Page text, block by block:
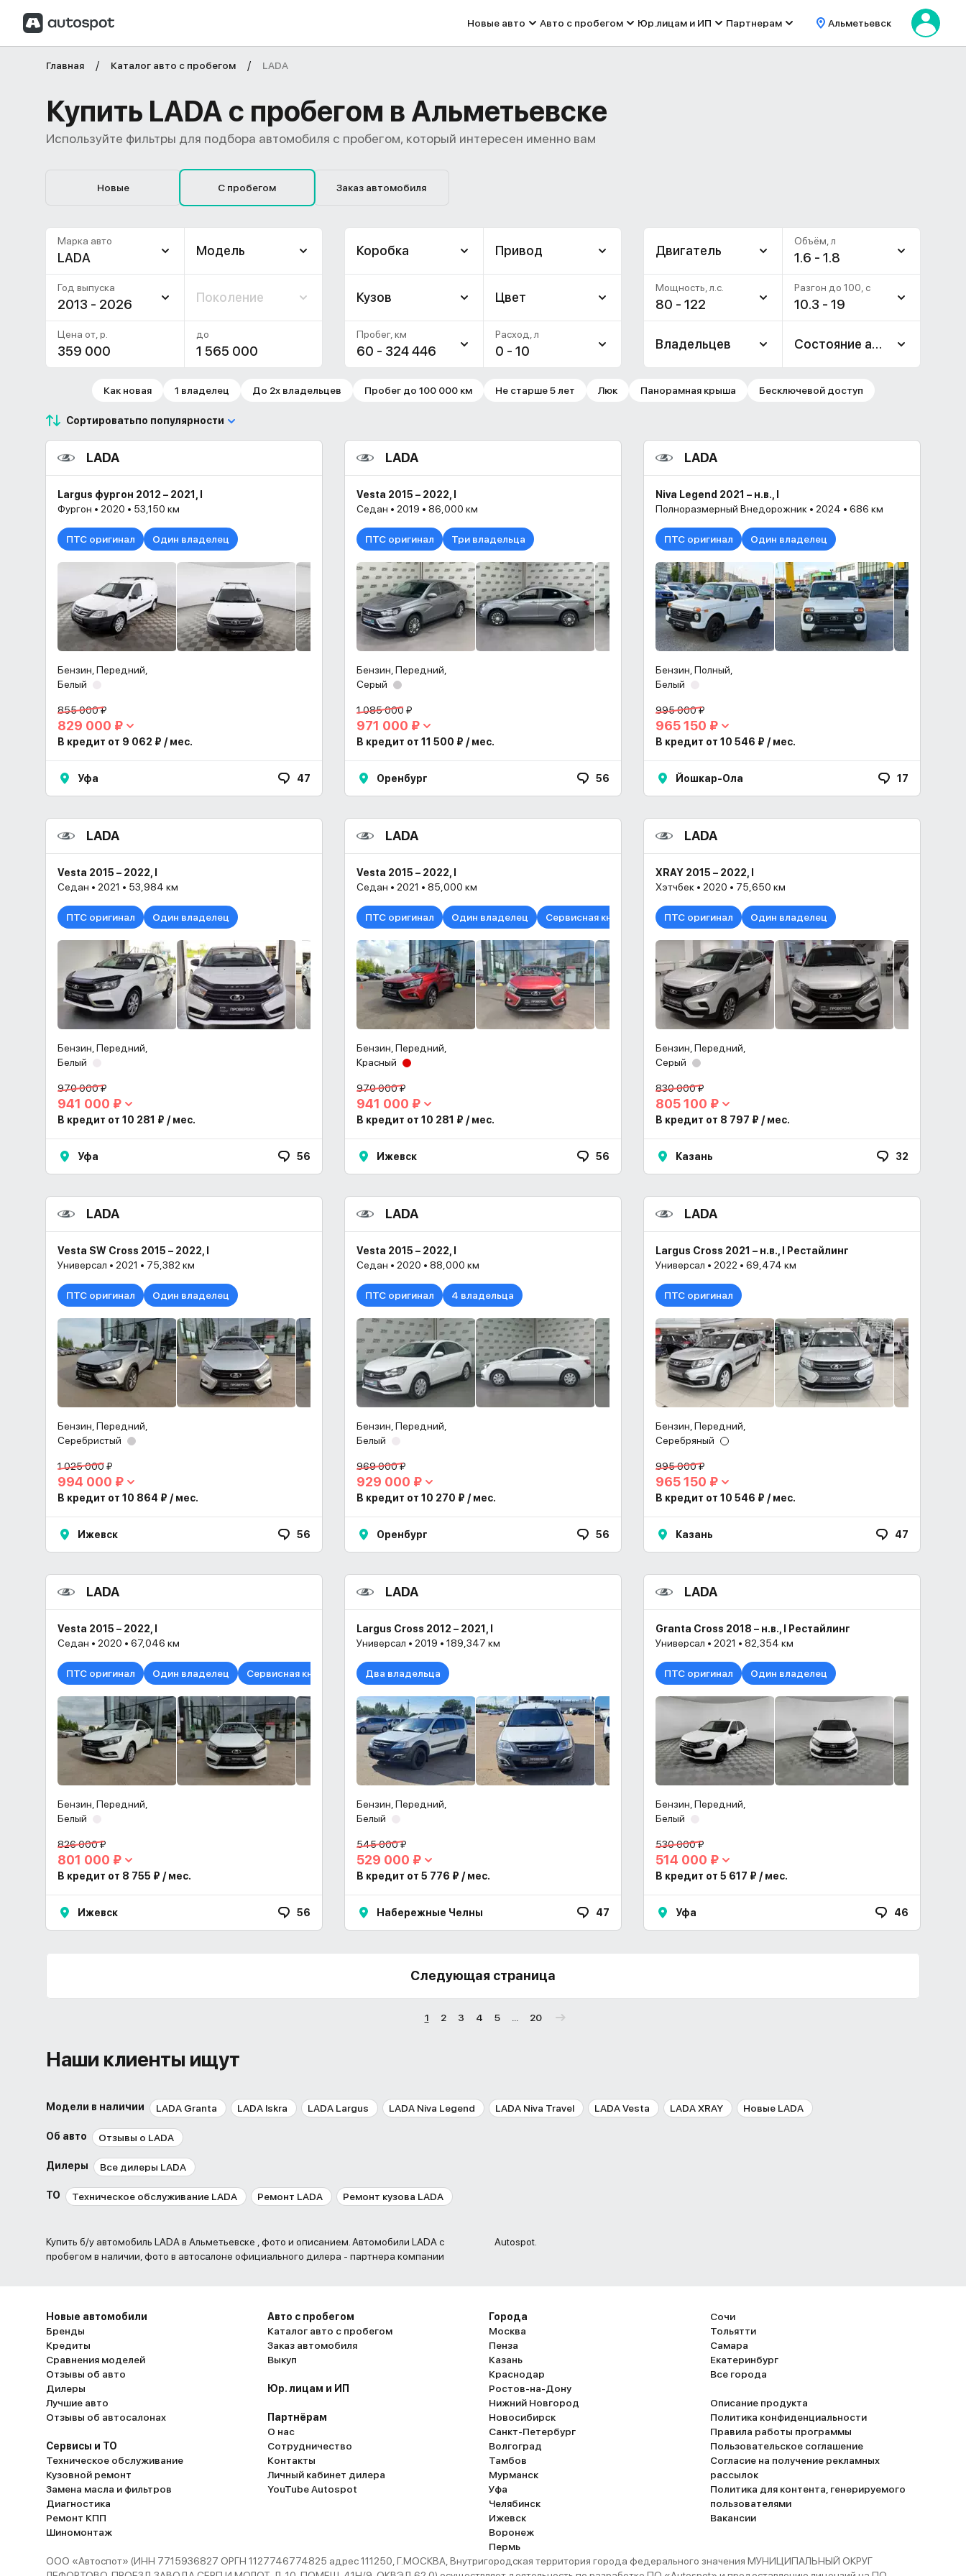
Новые авто Авто с пробегом Юр.лицам и ИП Партнерам Альметьевск
Главная Каталог авто с пробегом LADA
Купить LADA с пробегом в Альметьевске
Используйте фильтры для подбора автомобиля с пробегом, который интересен именно вам
Новые С пробегом Заказ автомобиля
LADA
Марка авто
Модель
2013 - 2026
Год выпуска
Поколение
Цена от, р. до
Коробка Привод
Кузов Цвет
60 - 324 446
Пробег, км
0 - 10
Расход, л
Двигатель 1.6 - 1.8
Объём, л
80 - 122
Мощность, л.с.
10.3 - 19
Разгон до 100, c
Владельцев Состояние авто
Как новая 1 владелец До 2х владельцев Пробег до 100 000 км Не старше 5 лет Люк Панорамная крыша Бесключевой доступ
Сортироватьпо популярности
LADA
Largus фургон 2012 – 2021, I
Фургон • 2020 • 53,150 км
ПТС оригинал Один владелец
Бензин, Передний,
Белый
855 000 ₽
829 000 ₽
В кредит от 9 062 ₽ / мес.
Уфа 47
LADA
Vesta 2015 – 2022, I
Седан • 2019 • 86,000 км
ПТС оригинал Три владельца
Бензин, Передний,
Серый
1 085 000 ₽
971 000 ₽
В кредит от 11 500 ₽ / мес.
Оренбург 56
LADA
Niva Legend 2021 – н.в., I
Полноразмерный Внедорожник • 2024 • 686 км
ПТС оригинал Один владелец
Бензин, Полный,
Белый
995 000 ₽
965 150 ₽
В кредит от 10 546 ₽ / мес.
Йошкар-Ола 17
LADA
Vesta 2015 – 2022, I
Седан • 2021 • 53,984 км
ПТС оригинал Один владелец
Бензин, Передний,
Белый
970 000 ₽
941 000 ₽
В кредит от 10 281 ₽ / мес.
Уфа 56
LADA
Vesta 2015 – 2022, I
Седан • 2021 • 85,000 км
ПТС оригинал Один владелец Сервисная книжка в наличии
Бензин, Передний,
Красный
970 000 ₽
941 000 ₽
В кредит от 10 281 ₽ / мес.
Ижевск 56
LADA
XRAY 2015 – 2022, I
Хэтчбек • 2020 • 75,650 км
ПТС оригинал Один владелец
Бензин, Передний,
Серый
830 000 ₽
805 100 ₽
В кредит от 8 797 ₽ / мес.
Казань 32
LADA
Vesta SW Cross 2015 – 2022, I
Универсал • 2021 • 75,382 км
ПТС оригинал Один владелец
Бензин, Передний,
Серебристый
1 025 000 ₽
994 000 ₽
В кредит от 10 864 ₽ / мес.
Ижевск 56
LADA
Vesta 2015 – 2022, I
Седан • 2020 • 88,000 км
ПТС оригинал 4 владельца
Бензин, Передний,
Белый
969 000 ₽
929 000 ₽
В кредит от 10 270 ₽ / мес.
Оренбург 56
LADA
Largus Cross 2021 – н.в., I Рестайлинг
Универсал • 2022 • 69,474 км
ПТС оригинал
Бензин, Передний,
Серебряный
995 000 ₽
965 150 ₽
В кредит от 10 546 ₽ / мес.
Казань 47
LADA
Vesta 2015 – 2022, I
Седан • 2020 • 67,046 км
ПТС оригинал Один владелец Сервисная книжка в наличии
Бензин, Передний,
Белый
826 000 ₽
801 000 ₽
В кредит от 8 755 ₽ / мес.
Ижевск 56
LADA
Largus Cross 2012 – 2021, I
Универсал • 2019 • 189,347 км
Два владельца
Бензин, Передний,
Белый
545 000 ₽
529 000 ₽
В кредит от 5 776 ₽ / мес.
Набережные Челны 47
LADA
Granta Cross 2018 – н.в., I Рестайлинг
Универсал • 2021 • 82,354 км
ПТС оригинал Один владелец
Бензин, Передний,
Белый
530 000 ₽
514 000 ₽
В кредит от 5 617 ₽ / мес.
Уфа 46
Следующая страница
1 2 3 4 5 20
Наши клиенты ищут
Модели в наличии LADA Granta LADA Iskra LADA Largus LADA Niva Legend LADA Niva Travel LADA Vesta LADA XRAY Новые LADA
Об авто Отзывы о LADA
Дилеры Все дилеры LADA
ТО Техническое обслуживание LADA Ремонт LADA Ремонт кузова LADA
Купить б/у автомобиль LADA в Альметьевске , фото и описанием. Автомобили LADA с
пробегом в наличии, фото в автосалоне официального дилера - партнера компании
Autospot.
Новые автомобили
Бренды
Кредиты
Сравнения моделей
Отзывы об авто
Дилеры
Лучшие авто
Отзывы об автосалонах
Сервисы и ТО
Техническое обслуживание
Кузовной ремонт
Замена масла и фильтров
Диагностика
Ремонт КПП
Шиномонтаж
Авто с пробегом
Каталог авто с пробегом
Заказ автомобиля
Выкуп
Юр. лицам и ИП
Партнёрам
О нас
Сотрудничество
Контакты
Личный кабинет дилера
YouTube Autospot
Города
Москва
Пенза
Казань
Краснодар
Ростов-на-Дону
Нижний Новгород
Новосибирск
Санкт-Петербург
Волгоград
Тамбов
Мурманск
Уфа
Челябинск
Ижевск
Воронеж
Пермь
Сочи
Тольятти
Самара
Екатеринбург
Все города
Описание продукта
Политика конфиденциальности
Правила работы программы
Пользовательское соглашение
Согласие на получение рекламных
рассылок
Политика для контента, генерируемого
пользователями
Вакансии
ООО «Автоспот» (ИНН 7715936827 ОРГН 1127746774825 адрес 111250, Г.МОСКВА, Внутригородская территория города федерального значения МУНИЦИПАЛЬНЫЙ ОКРУГ